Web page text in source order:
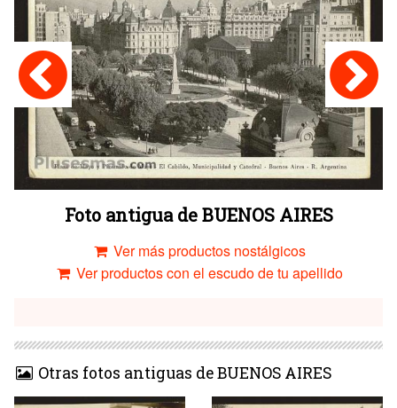
Foto antigua de BUENOS AIRES
Ver más productos nostálgicos
Ver productos con el escudo de tu apellido
Otras fotos antiguas de BUENOS AIRES